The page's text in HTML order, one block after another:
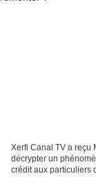
Xerfi Canal TV a reçu
décrypter un
crédit aux particuliers